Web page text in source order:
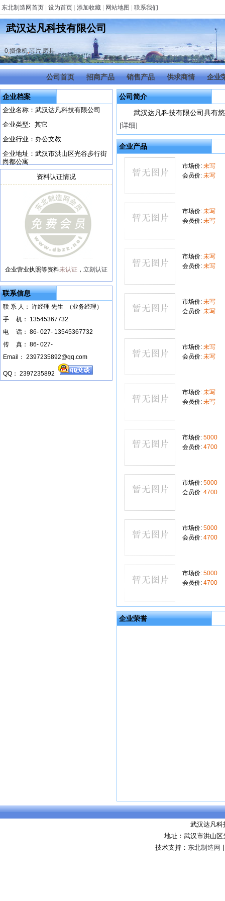
东北制造网首页 设为首页 添加收藏 网站地图 联系我们
武汉达凡科技有限公司
0,摄像机,芯片,磨具
公司首页 招商产品 销售产品 供求商情 企业
企业档案
企业名称：武汉达凡科技有限公司
企业类型: 其它
企业行业：办公文教
企业地址：武汉市洪山区光谷步行街
尚都公寓
资料认证情况
企业营业执照等资料未认证 ， 立刻认证
联系信息
联 系 人： 许经理 先生 （业务经理）
手
机： 13545367732
电
话： 86- 027- 13545367732
传
真： 86- 027-
Email： 2397235892@qq.com
QQ： 2397235892
公司简介
武汉达凡科技有限公司具有
[详细]
企业产品
市场价: 未写
会员价: 未写
市场价: 未写
会员价: 未写
市场价: 未写
会员价: 未写
市场价: 未写
会员价: 未写
市场价: 未写
会员价: 未写
市场价: 未写
会员价: 未写
市场价: 5000
会员价: 4700
市场价: 5000
会员价: 4700
市场价: 5000
会员价: 4700
市场价: 5000
会员价: 4700
企业荣誉
武汉达凡科
地址：武汉市洪山
技术支持： 东北制造网